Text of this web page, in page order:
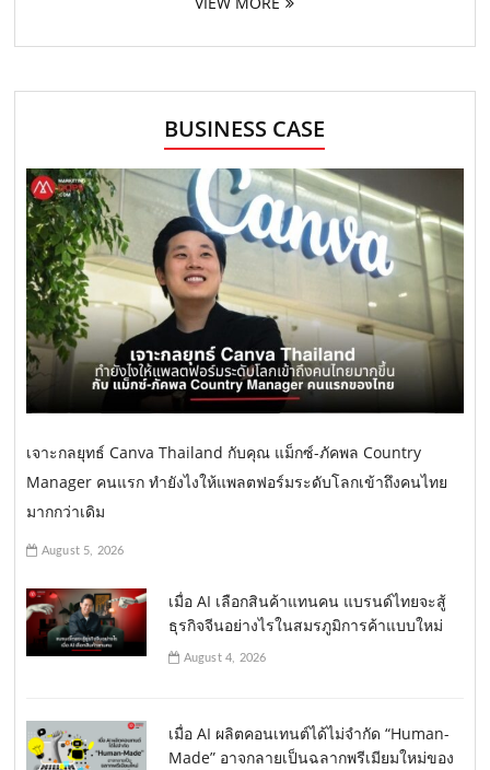
BUSINESS CASE
เจาะกลยุทธ์ Canva Thailand กับคุณ แม็กซ์-ภัคพล Country
Manager คนแรก ทำยังไงให้แพลตฟอร์มระดับโลกเข้าถึงคนไทย
มากกว่าเดิม
August 5, 2026
เมื่อ AI เลือกสินค้าแทนคน แบรนด์ไทยจะสู้
ธุรกิจจีนอย่างไรในสมรภูมิการค้าแบบใหม่
August 4, 2026
เมื่อ AI ผลิตคอนเทนต์ได้ไม่จำกัด “Human-
Made” อาจกลายเป็นฉลากพรีเมียมใหม่ของ